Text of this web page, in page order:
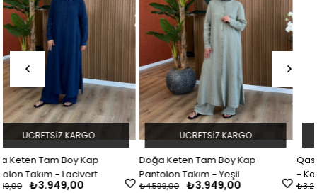
Doğa Keten Tam Boy Kap
Pantolon Takım - Yeşil
₺3.949,00
₺4.599,00
ÜCRETSIZ KARGO
Qashmir Kapüşonlu Keten
- Kahverengi
₺2.799,00
₺3.299,00
ÜCRETSIZ KARGO